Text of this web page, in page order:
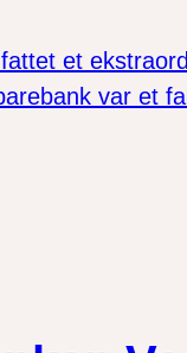
et
var et